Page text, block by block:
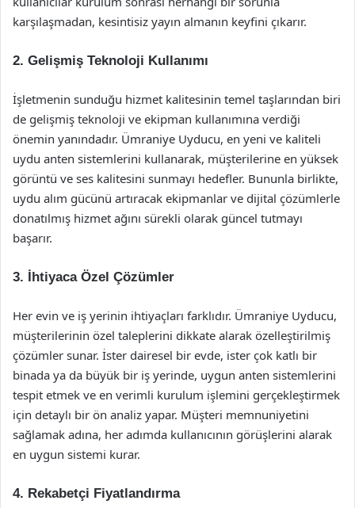
karşılaşmadan, kesintisiz yayın almanın keyfini çıkarır.
2. Gelişmiş Teknoloji Kullanımı
İşletmenin sunduğu hizmet kalitesinin temel taşlarından biri
de gelişmiş teknoloji ve ekipman kullanımına verdiği
önemin yanındadır. Ümraniye Uyducu, en yeni ve kaliteli
uydu anten sistemlerini kullanarak, müşterilerine en yüksek
görüntü ve ses kalitesini sunmayı hedefler. Bununla birlikte,
uydu alım gücünü artıracak ekipmanlar ve dijital çözümlerle
donatılmış hizmet ağını sürekli olarak güncel tutmayı
başarır.
3. İhtiyaca Özel Çözümler
Her evin ve iş yerinin ihtiyaçları farklıdır. Ümraniye Uyducu,
müşterilerinin özel taleplerini dikkate alarak özelleştirilmiş
çözümler sunar. İster dairesel bir evde, ister çok katlı bir
binada ya da büyük bir iş yerinde, uygun anten sistemlerini
tespit etmek ve en verimli kurulum işlemini gerçekleştirmek
için detaylı bir ön analiz yapar. Müşteri memnuniyetini
sağlamak adına, her adımda kullanıcının görüşlerini alarak
en uygun sistemi kurar.
4. Rekabetçi Fiyatlandırma